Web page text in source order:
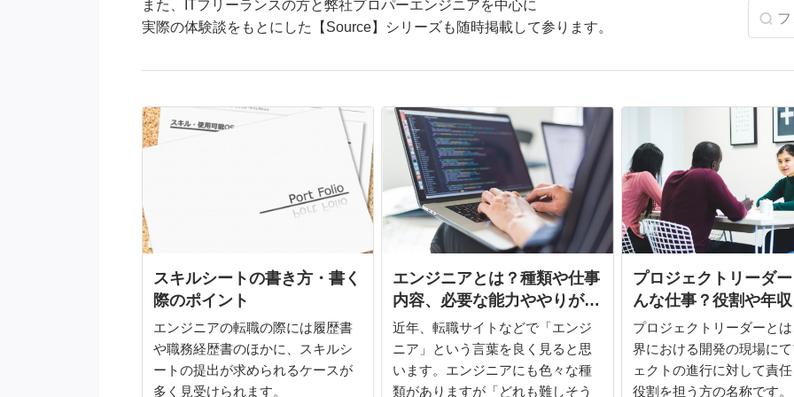
また、ITフリーランスの方と弊社プロパーエンジニアを中心に
実際の体験談をもとにした【Source】シリーズも随時掲載して参ります。
スキルシートの書き方・書く
際のポイント
エンジニアの転職の際には履歴書
や職務経歴書のほかに、スキルシ
ートの提出が求められるケースが
多く見受けられます。
エンジニアとは？種類や仕事
内容、必要な能力ややりがい
も併せて解説
近年、転職サイトなどで「エンジ
ニア」という言葉を良く見ると思
います。エンジニアにも色々な種
類がありますが「どれも難しそう
プロジェクトリーダ
んな仕事？役割や年
られるスキルを解説
プロジェクトリーダーと
界における開発の現場に
ェクトの進行に対して責
役割を担う方の名称です。